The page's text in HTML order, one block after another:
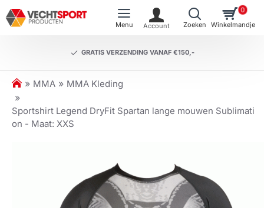
GRATIS VERZENDING VANAF €150,-
0
h
m
e
MMA MMA Kleding
Sportshirt Legend DryFit Spartan lange mouwen Sublimati
on - Maat: XXS